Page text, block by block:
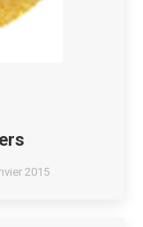
2015